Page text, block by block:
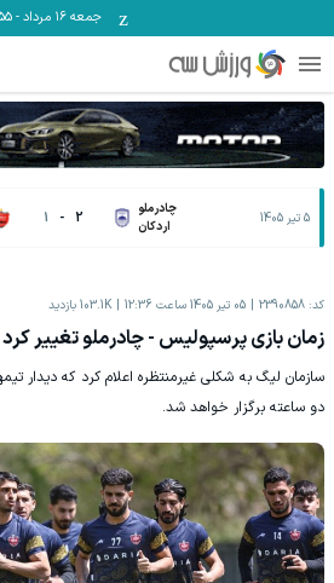
جمعه ۱۶ مرداد -
5 تیر 1405
چادرملو
اردکان
2
-
1
کد: 2390858 05 تیر 1405 ساعت 12:36 103.1K بازدید
زمان بازی پرسپولیس - چادرملو تغییر کرد
سازمان لیگ به شکلی غیرمنتظره اعلام کرد که دیدار
دو ساعته برگزار خواهد شد.